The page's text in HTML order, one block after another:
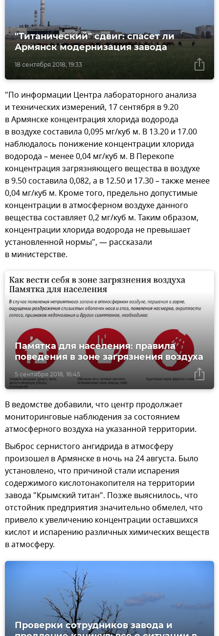
18 сентября 2018, 19:33
"Титанический" сдвиг: спасет ли
Армянск модернизация завода
"По информации Центра лабораторного анализа
и технических измерений, 17 сентября в 9.20
в Армянске концентрация хлорида водорода
в воздухе составила 0,095 мг/куб м. В 13.20 и 17.00
наблюдалось понижение концентрации хлорида
водорода – менее 0,04 мг/куб м. В Перекопе
концентрация загрязняющего вещества в воздухе
в 9.50 составила 0,082, а в 12.50 и 17.30 – также менее
0,04 мг/куб м. Кроме того, предельно допустимые
концентрации в атмосферном воздухе данного
вещества составляет 0,2 мг/куб м. Таким образом,
концентрации хлорида водорода не превышает
установленной нормы", — рассказали
в министерстве.
5 сентября 2018, 16:45
Памятка для населения: правила
поведения в зоне загрязнения воздуха
В ведомстве добавили, что центр продолжает
мониторинговые наблюдения за состоянием
атмосферного воздуха на указанной территории.
Выброс сернистого ангидрида в атмосферу
произошел в Армянске в ночь на 24 августа. Было
установлено, что причиной стали испарения
содержимого кислотонакопителя на территории
завода "Крымский титан". Позже выяснилось, что
отстойник предприятия значительно обмелел, что
привело к увеличению концентрации оставшихся
кислот и испарению различных химических веществ
в атмосферу.
Проверки сотрудников завода и